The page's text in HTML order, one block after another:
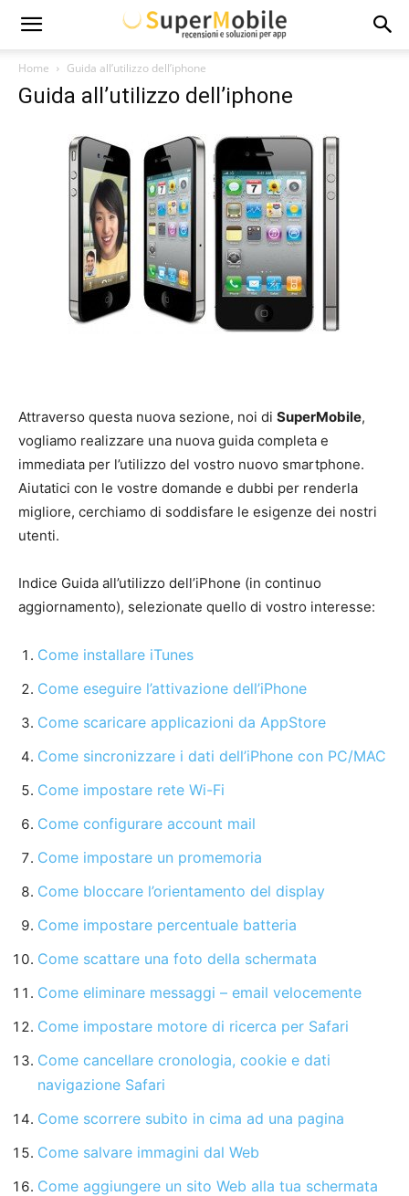
Super
Mobile
Home Guida all’utilizzo dell’iphone
Guida all’utilizzo dell’iphone
Attraverso questa nuova sezione, noi di SuperMobile,
vogliamo realizzare una nuova guida completa e
immediata per l’utilizzo del vostro nuovo smartphone.
Aiutatici con le vostre domande e dubbi per renderla
migliore, cerchiamo di soddisfare le esigenze dei nostri
utenti.
Indice Guida all’utilizzo dell’iPhone (in continuo
aggiornamento), selezionate quello di vostro interesse:
Come installare iTunes
Come eseguire l’attivazione dell’iPhone
Come scaricare applicazioni da AppStore
Come sincronizzare i dati dell’iPhone con PC/MAC
Come impostare rete Wi-Fi
Come configurare account mail
Come impostare un promemoria
Come bloccare l’orientamento del display
Come impostare percentuale batteria
Come scattare una foto della schermata
Come eliminare messaggi – email velocemente
Come impostare motore di ricerca per Safari
Come cancellare cronologia, cookie e dati
navigazione Safari
Come scorrere subito in cima ad una pagina
Come salvare immagini dal Web
Come aggiungere un sito Web alla tua schermata